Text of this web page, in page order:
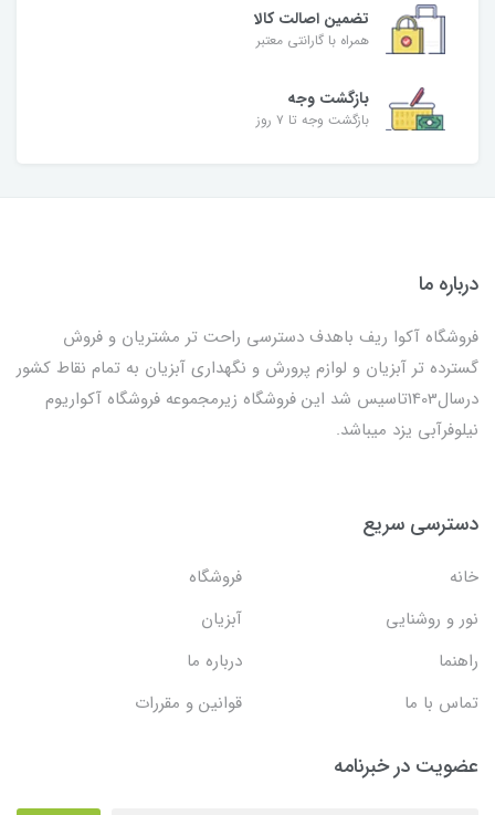
تضمین اصالت کالا
همراه با گارانتی معتبر
بازگشت وجه
بازگشت وجه تا ۷ روز
درباره ما
فروشگاه آکوا ریف باهدف دسترسی راحت تر مشتریان و فروش
گسترده تر آبزیان و لوازم پرورش و نگهداری آبزیان به تمام نقاط کشور
درسال1403تاسیس شد این فروشگاه زیرمجموعه فروشگاه آکواریوم
نیلوفرآبی یزد میباشد.
دسترسی سریع
خانه
فروشگاه
نور و روشنایی
آبزیان
راهنما
درباره ما
تماس با ما
قوانین و مقررات
عضویت در خبرنامه